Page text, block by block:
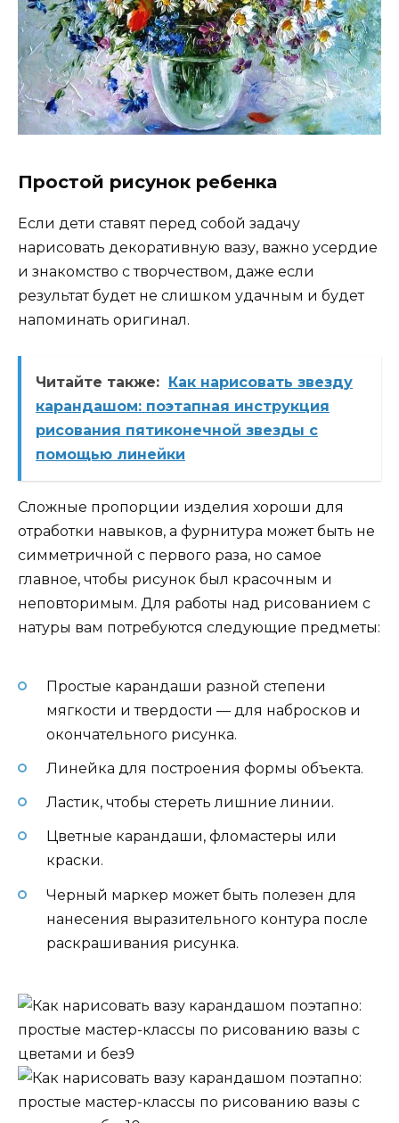
Простой рисунок ребенка
Если дети ставят перед собой задачу
нарисовать декоративную вазу, важно усердие
и знакомство с творчеством, даже если
результат будет не слишком удачным и будет
напоминать оригинал.
Читайте также:
Как нарисовать звезду
карандашом: поэтапная инструкция
рисования пятиконечной звезды с
помощью линейки
Сложные пропорции изделия хороши для
отработки навыков, а фурнитура может быть не
симметричной с первого раза, но самое
главное, чтобы рисунок был красочным и
неповторимым. Для работы над рисованием с
натуры вам потребуются следующие предметы:
Простые карандаши разной степени
мягкости и твердости — для набросков и
окончательного рисунка.
Линейка для построения формы объекта.
Ластик, чтобы стереть лишние линии.
Цветные карандаши, фломастеры или
краски.
Черный маркер может быть полезен для
нанесения выразительного контура после
раскрашивания рисунка.